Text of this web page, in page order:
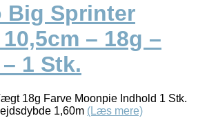
Big Sprinter
– 18g –
1 Stk.
18g Farve Moonpie Indhold 1 Stk.
1,60m (Læs mere)